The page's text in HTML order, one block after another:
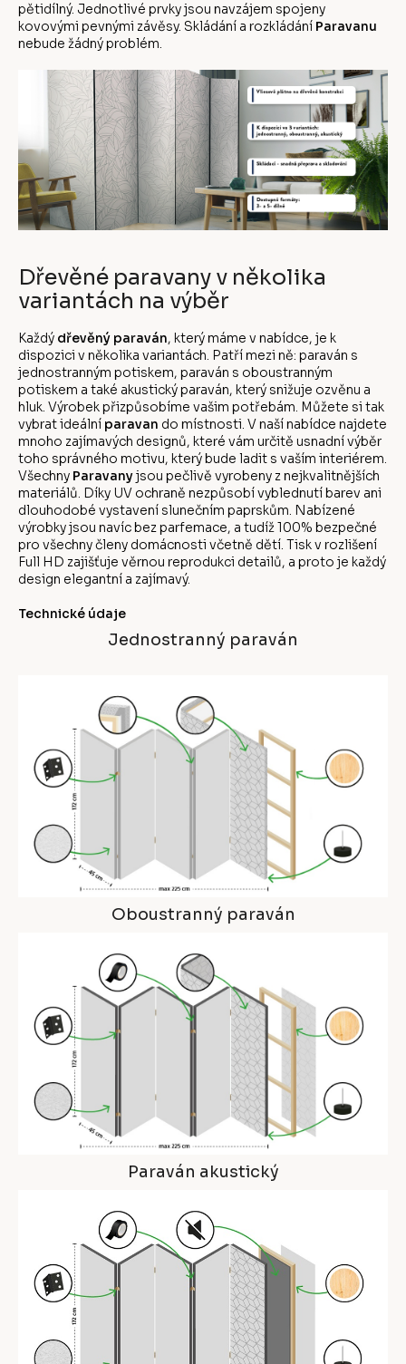
pětidílný. Jednotlivé prvky jsou navzájem spojeny
kovovými pevnými závěsy. Skládání a rozkládání Paravanu
nebude žádný problém.
Dřevěné paravany v několika
variantách na výběr
Každý dřevěný paraván, který máme v nabídce, je k
dispozici v několika variantách. Patří mezi ně: paraván s
jednostranným potiskem, paraván s oboustranným
potiskem a také akustický paraván, který snižuje ozvěnu a
hluk. Výrobek přizpůsobíme vašim potřebám. Můžete si tak
vybrat ideální paravan do místnosti. V naší nabídce najdete
mnoho zajímavých designů, které vám určitě usnadní výběr
toho správného motivu, který bude ladit s vaším interiérem.
Všechny Paravanyjsou pečlivě vyrobeny z nejkvalitnějších
materiálů. Díky UV ochraně nezpůsobí vyblednutí barev ani
dlouhodobé vystavení slunečním paprskům. Nabízené
výrobky jsou navíc bez parfemace, a tudíž 100% bezpečné
pro všechny členy domácnosti včetně dětí. Tisk v rozlišení
Full HD zajišťuje věrnou reprodukci detailů, a proto je každý
design elegantní a zajímavý.
Technické údaje
Jednostranný paraván
Oboustranný paraván
Paraván akustický